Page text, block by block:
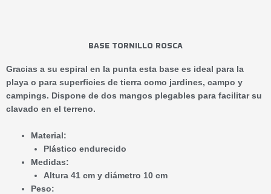
BASE TORNILLO ROSCA
Gracias a su espiral en la punta esta base es ideal para la
playa o para superficies de tierra como jardines, campo y
campings. Dispone de dos mangos plegables para facilitar su
clavado en el terreno.
Material:
Plástico endurecido
Medidas:
Altura 41 cm y diámetro 10 cm
Peso: